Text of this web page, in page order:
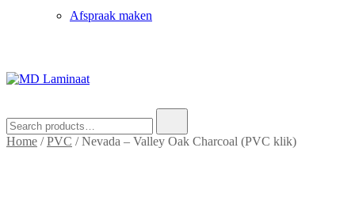
Afspraak maken
for:
Home /PVC / Nevada – Valley Oak Charcoal (PVC klik)